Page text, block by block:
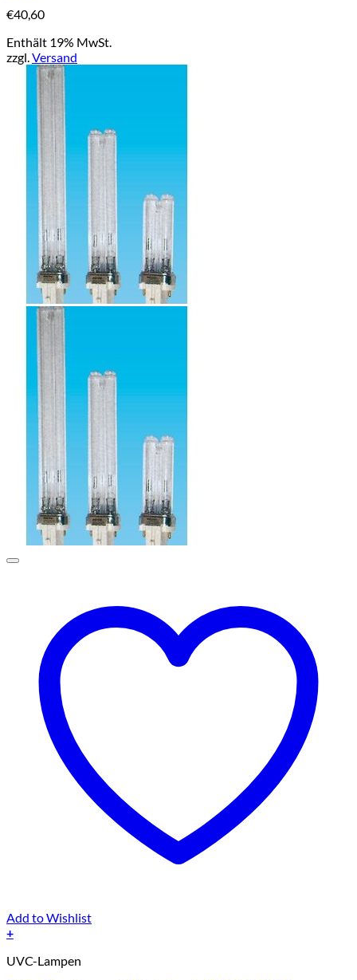
€40,60
Enthält 19% MwSt.
zzgl.Versand
Add to Wishlist
+
UVC-Lampen